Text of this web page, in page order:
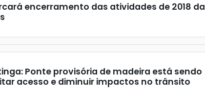
encerramento das atividades de 2018 da
Ponte provisória de madeira está sendo
acesso e diminuir impactos no trânsito